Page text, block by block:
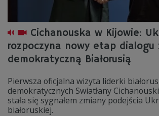
Cichanouska w Kijowie:
rozpoczyna nowy etap dialogu
demokratyczną Białorusią
Pierwsza oficjalna wizyta liderki
demokratycznych Swiatłany
stała się sygnałem zmiany podejścia
białoruskiej.